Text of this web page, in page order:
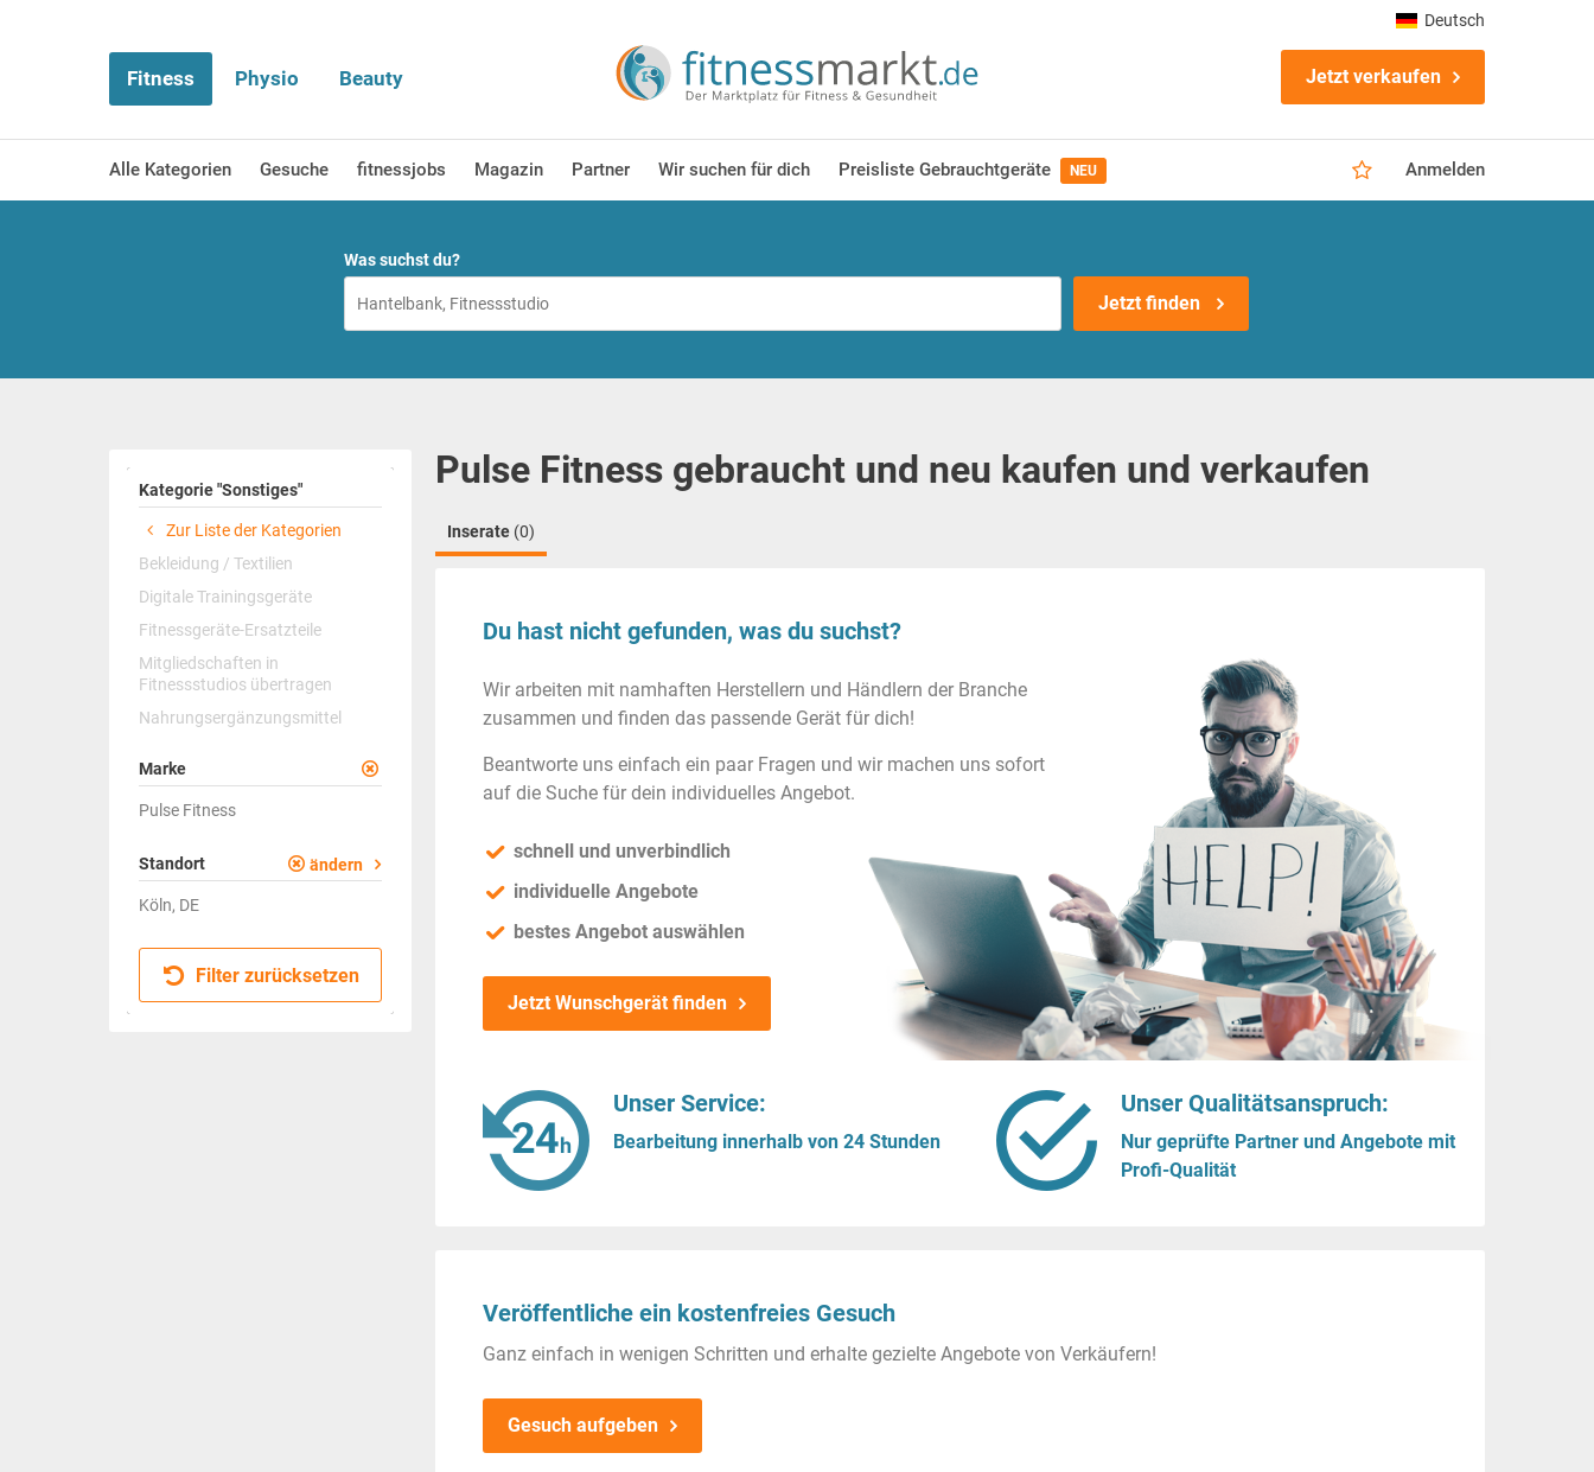
Fitness Physio Beauty Jetzt verkaufen
Alle Kategorien Gesuche fitnessjobs Magazin Partner Wir suchen für dich Preisliste Gebrauchtgeräte NEU Anmelden
Deutsch
Was suchst du?
Jetzt finden
Kategorie "Sonstiges"
Zur Liste der Kategorien
Bekleidung / Textilien
Digitale Trainingsgeräte
Fitnessgeräte-Ersatzteile
Mitgliedschaften in
Fitnessstudios übertragen
Nahrungsergänzungsmittel
Marke
Pulse Fitness
Standort ändern
Köln, DE
Filter zurücksetzen
Pulse Fitness gebraucht und neu kaufen und verkaufen
Inserate (0)
Du hast nicht gefunden, was du suchst?
Wir arbeiten mit namhaften Herstellern und Händlern der Branche
zusammen und finden das passende Gerät für dich!
Beantworte uns einfach ein paar Fragen und wir machen uns sofort
auf die Suche für dein individuelles Angebot.
schnell und unverbindlich
individuelle Angebote
bestes Angebot auswählen
Jetzt Wunschgerät finden
Unser Service:
Bearbeitung innerhalb von 24 Stunden
Unser Qualitätsanspruch:
Nur geprüfte Partner und Angebote mit
Profi-Qualität
Veröffentliche ein kostenfreies Gesuch
Ganz einfach in wenigen Schritten und erhalte gezielte Angebote von Verkäufern!
Gesuch aufgeben